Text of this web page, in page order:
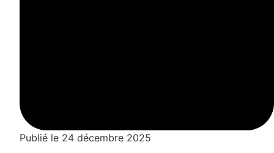
Publié le 24 décembre 2025